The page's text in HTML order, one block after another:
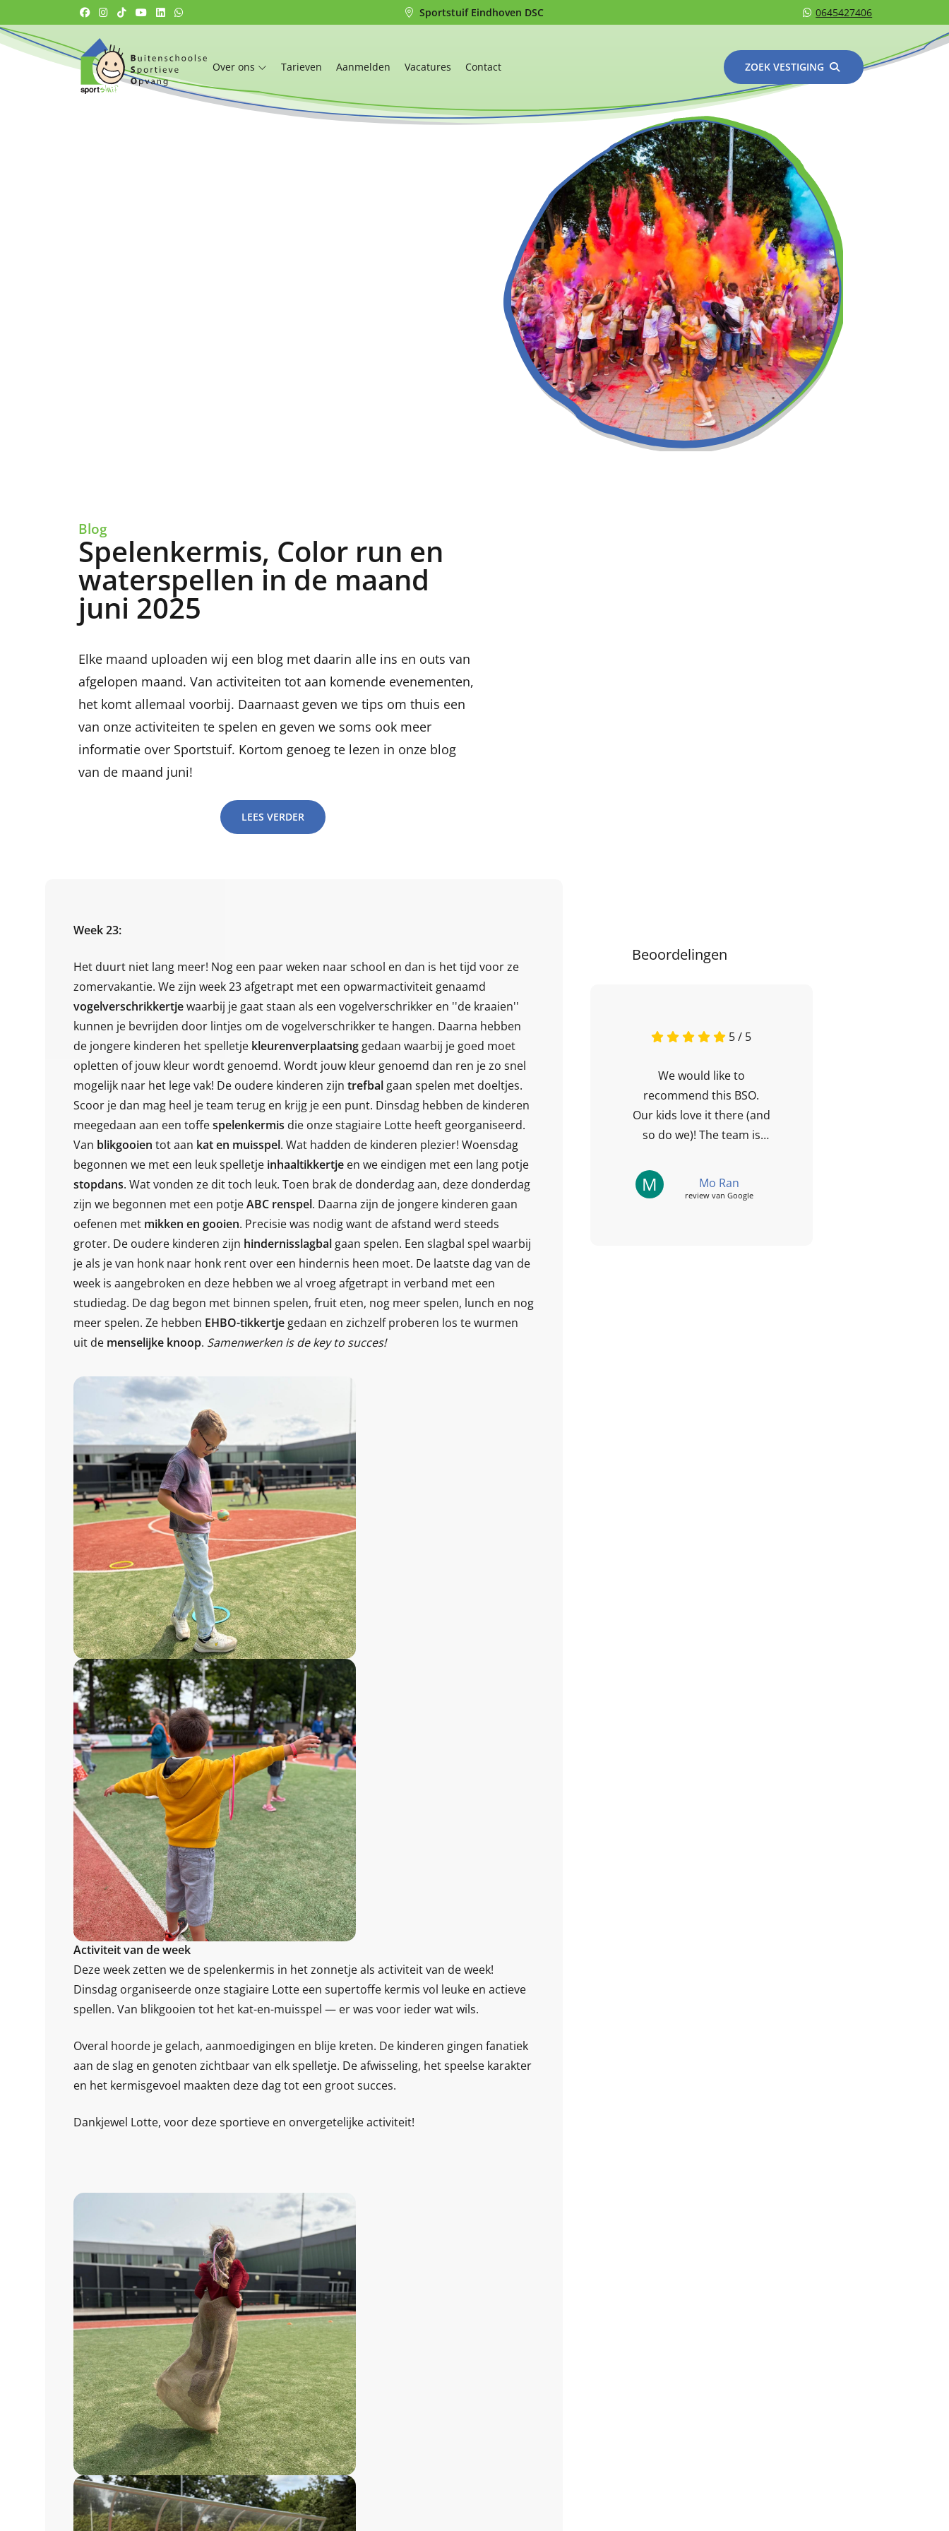
Sportstuif Eindhoven DSC 0645427406
Over ons Tarieven Aanmelden Vacatures Contact ZOEK VESTIGING
Blog
Spelenkermis, Color run en
waterspellen in de maand
juni 2025
Elke maand uploaden wij een blog met daarin alle ins en outs van
afgelopen maand. Van activiteiten tot aan komende evenementen,
het komt allemaal voorbij. Daarnaast geven we tips om thuis een
van onze activiteiten te spelen en geven we soms ook meer
informatie over Sportstuif. Kortom genoeg te lezen in onze blog
van de maand juni!
LEES VERDER
Week 23:
Het duurt niet lang meer! Nog een paar weken naar school en dan is het tijd voor ze
zomervakantie. We zijn week 23 afgetrapt met een opwarmactiviteit genaamd
vogelverschrikkertjewaarbij je gaat staan als een vogelverschrikker en ''de kraaien''
kunnen je bevrijden door lintjes om de vogelverschrikker te hangen. Daarna hebben
de jongere kinderen het spelletje kleurenverplaatsing gedaan waarbij je goed moet
opletten of jouw kleur wordt genoemd. Wordt jouw kleur genoemd dan ren je zo snel
mogelijk naar het lege vak! De oudere kinderen zijn trefbal gaan spelen met doeltjes.
Scoor je dan mag heel je team terug en krijg je een punt. Dinsdag hebben de kinderen
meegedaan aan een toffespelenkermis die onze stagiaire Lotte heeft georganiseerd.
Van blikgooien tot aan kat en muisspel. Wat hadden de kinderen plezier! Woensdag
begonnen we met een leuk spelletje inhaaltikkertje en we eindigen met een lang potje
stopdans. Wat vonden ze dit toch leuk. Toen brak de donderdag aan, deze donderdag
zijn we begonnen met een potjeABC renspel. Daarna zijn de jongere kinderen gaan
oefenen met mikken en gooien. Precisiewas nodig want de afstand werd steeds
groter. De oudere kinderen zijn hindernisslagbal gaan spelen. Een slagbal spel waarbij
je als je van honk naar honk rent over een hindernis heen moet. De laatste dag van de
week is aangebroken en deze hebben we al vroeg afgetrapt in verband met een
studiedag. De dag begon met binnen spelen, fruit eten, nog meer spelen, lunch en nog
meer spelen. Ze hebben EHBO-tikkertje gedaan en zichzelf proberen los te wurmen
uit de menselijke knoop. Samenwerken is de key to succes!
Activiteit van de week
Deze week zetten we de spelenkermis in het zonnetje als activiteit van de week!
Dinsdag organiseerde onze stagiaire Lotte een supertoffe kermis vol leuke en actieve
spellen. Van blikgooien tot het kat-en-muisspel — er was voor ieder wat wils.
Overal hoorde je gelach, aanmoedigingen en blije kreten. De kinderen gingen fanatiek
aan de slag en genoten zichtbaar van elk spelletje. De afwisseling, het speelse karakter
en het kermisgevoel maakten deze dag tot een groot succes.
Dankjewel Lotte, voor deze sportieve en onvergetelijke activiteit!
Beoordelingen
5 / 5
We would like to
recommend this BSO.
Our kids love it there (and
so do we)! The team is
friendly! They...
M Mo Ran
review van Google